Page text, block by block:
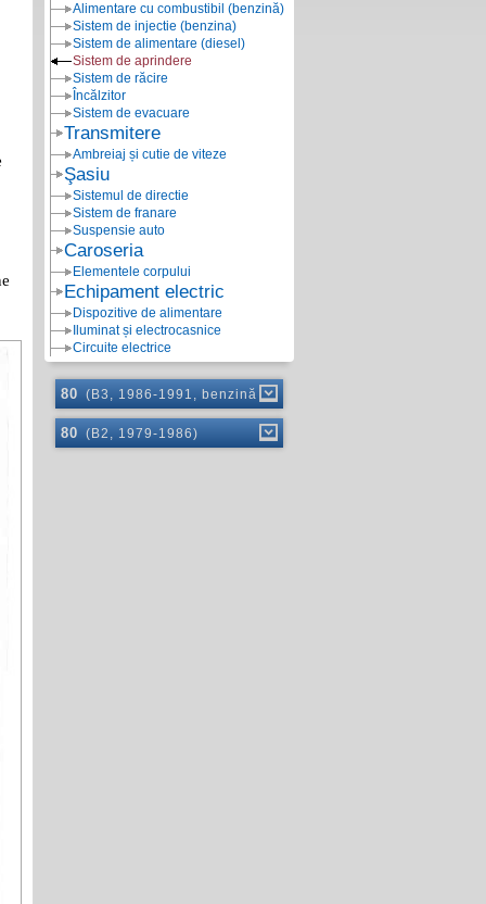
Alimentare cu combustibil (benzină)
Sistem de injectie (benzina)
Sistem de alimentare (diesel)
Sistem de aprindere
Sistem de răcire
Încălzitor
Sistem de evacuare
Transmitere
Ambreiaj și cutie de viteze
Şasiu
Sistemul de directie
Sistem de franare
Suspensie auto
Caroseria
Elementele corpului
Echipament electric
Dispozitive de alimentare
Iluminat și electrocasnice
Circuite electrice
80 (B3, 1986-1991, benzină)
80 (B2, 1979-1986)